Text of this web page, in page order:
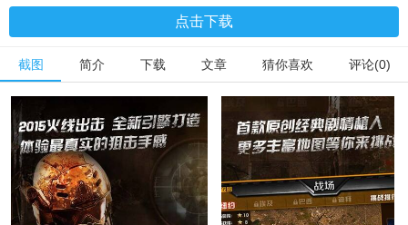
点击下载
截图 简介 下载 文章 猜你喜欢 评论(0)